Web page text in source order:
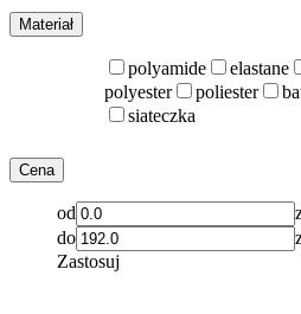
Materiał
polyamide elastane
polyester
poliester
siateczka
Cena
od
do
Zastosuj